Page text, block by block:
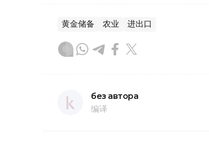
黄金储备 农业 进出口
без автора
编译